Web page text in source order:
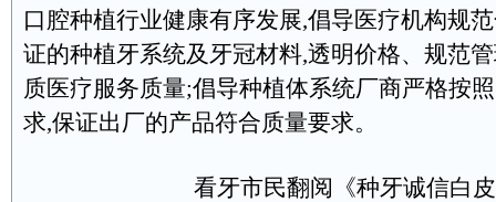
口腔种植行业健康有序发展,倡导医疗机构规
证的种植牙系统及牙冠材料,透明价格、规范
质医疗服务质量;倡导种植体系统厂商严格按
求,保证出厂的产品符合质量要求。
看牙市民翻阅《种牙诚信白